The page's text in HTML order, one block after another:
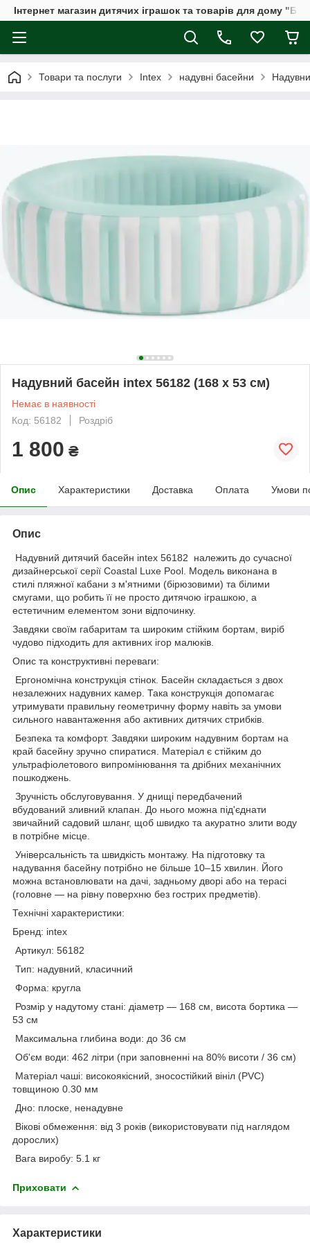
Інтернет магазин дитячих іграшок та товарів для дому
Товари та послуги Intex надувні басейни
Надувний басейн intex 56182 (168 х 53 см)
Немає в наявності
Код: 56182
Роздріб
1 800 ₴
Опис Характеристики Доставка Оплата Умови
Опис
Надувний дитячий басейн intex 56182 належить до сучасної
дизайнерської серії Coastal Luxe Pool. Модель виконана в
стилі пляжної кабани з м'ятними (бірюзовими) та білими
смугами, що робить її не просто дитячою іграшкою, а
естетичним елементом зони відпочинку.
Завдяки своїм габаритам та широким стійким бортам, виріб
чудово підходить для активних ігор малюків.
Опис та конструктивні переваги:
Ергономічна конструкція стінок. Басейн складається з двох
незалежних надувних камер. Така конструкція допомагає
утримувати правильну геометричну форму навіть за умови
сильного навантаження або активних дитячих стрибків.
Безпека та комфорт. Завдяки широким надувним бортам на
край басейну зручно спиратися. Матеріал є стійким до
ультрафіолетового випромінювання та дрібних механічних
пошкоджень.
Зручність обслуговування. У днищі передбачений
вбудований зливний клапан. До нього можна під'єднати
звичайний садовий шланг, щоб швидко та акуратно злити воду
в потрібне місце.
Універсальність та швидкість монтажу. На підготовку та
надування басейну потрібно не більше 10–15 хвилин. Його
можна встановлювати на дачі, задньому дворі або на терасі
(головне — на рівну поверхню без гострих предметів).
Технічні характеристики:
Бренд: intex
Артикул: 56182
Тип: надувний, класичний
Форма: кругла
Розмір у надутому стані: діаметр — 168 см, висота бортика —
53 см
Максимальна глибина води: до 36 см
Об'єм води: 462 літри (при заповненні на 80% висоти / 36 см)
Матеріал чаші: високоякісний, зносостійкий вініл (PVC)
товщиною 0.30 мм
Дно: плоске, ненадувне
Вікові обмеження: від 3 років (використовувати під наглядом
дорослих)
Вага виробу: 5.1 кг
Приховати
Характеристики